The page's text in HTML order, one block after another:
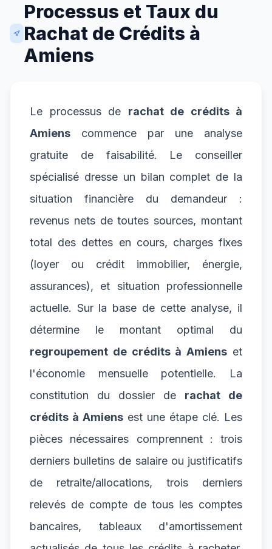
Processus et Taux du
Rachat de Crédits à
Amiens
Le processus de rachat de crédits à
Amiens commence par une analyse
gratuite de faisabilité. Le conseiller
spécialisé dresse un bilan complet de la
situation financière du demandeur :
revenus nets de toutes sources, montant
total des dettes en cours, charges fixes
(loyer ou crédit immobilier, énergie,
assurances), et situation professionnelle
actuelle. Sur la base de cette analyse, il
détermine le montant optimal du
regroupement de crédits à Amiens et
l'économie mensuelle potentielle. La
constitution du dossier de rachat de
crédits à Amiens est une étape clé. Les
pièces nécessaires comprennent : trois
derniers bulletins de salaire ou justificatifs
de retraite/allocations, trois derniers
relevés de compte de tous les comptes
bancaires, tableaux d'amortissement